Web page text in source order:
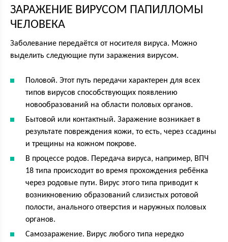
ЗАРАЖЕНИЕ ВИРУСОМ ПАПИЛЛОМЫ
ЧЕЛОВЕКА
Заболевание передаётся от носителя вируса. Можно
выделить следующие пути заражения вирусом.
Половой. Этот путь передачи характерен для всех
типов вирусов способствующих появлению
новообразований на области половых органов.
Бытовой или контактный. Заражение возникает в
результате повреждения кожи, то есть, через ссадины
и трещины на кожном покрове.
В процессе родов. Передача вируса, например, ВПЧ
18 типа происходит во время прохождения ребёнка
через родовые пути. Вирус этого типа приводит к
возникновению образований слизистых ротовой
полости, анального отверстия и наружных половых
органов.
Самозаражение. Вирус любого типа нередко